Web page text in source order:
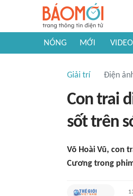
NÓNG MỚI VIDEO
Giải trí Điện
Con trai
sốt trên
Võ Hoài Vũ, con
Cương trong